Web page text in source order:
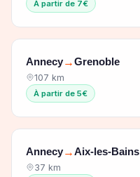
À partir de 7€
Annecy→Grenoble
107 km
À partir de 5€
Annecy→Aix-les-Bains
37 km